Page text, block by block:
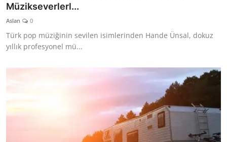
Müzikseverlerl...
Aslan 0
Türk pop müziğinin sevilen isimlerinden Hande Ünsal, dokuz
yıllık profesyonel mü...